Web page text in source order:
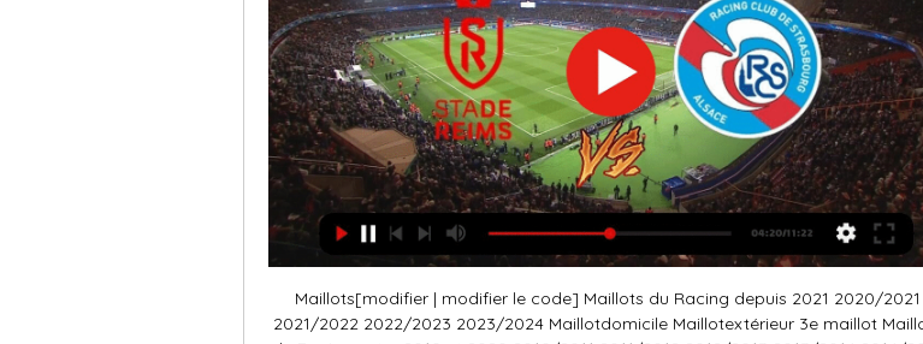
Maillots[modifier | modifier le code] Maillots du Racing depuis 2021 2020/2021 2021/2022 2022/2023 2023/2024 Maillotdomicile Maillotextérieur 3e maillot Maillots du Racing entre 2010 et 2020 2010/2011 2011/2012 2012/2013 2013/2014 2014/2015 2015/2016 2016/2017 2017/2018 2018/2019 2019/2020 3e maillot Affluences[modifier | modifier le code] Depuis la saison 1945-1946, les meilleures affluences moyennes à domicile sont obtenues en 1993, année de remontée en Division 1 avec 21 773 spectateurs, et en 1979, année du titre de champion de France avec 21 086 spectateurs. Les moyennes s'améliorent en général à l'occasion des montées en première division, la plus forte progression d'une saison sur l'autre faisant suite à la montée en D1 de 1977 avec une progression de 15 219 spectateurs. 

Stade Reims vs. Strasbourg: Live Stream, TV Channel il y a 3 jours — Find out how to watch, live stream or TV channel and game time information for the Ligue 1 matchup between Stade Reims and Strasbourg.

Premiers titres nationaux et premières compétitions européennes (1945-1970)[modifier | modifier le code] En 1945, le club reprend son nom de Racing Club de Strasbourg et participe à nouveau au championnat de France professionnel. Bien que meurtri par le conflit, le club se classe troisième du championnat 1946-1947 et atteint la finale de la Coupe de France cette même année[22]. Les Strasbourgeois échouent contre le tenant du titre, le Lille OSC. Quatre ans après, le Racing décroche son premier titre national en venant à bout de l'US Valenciennes-Anzin en finale de la Coupe de France 1951 sur le score de 3-0. 

Il est fondé pendant l'hiver 1953 par Germain Muller[278], humoriste et à l'époque adjoint au maire de Strasbourg. La dénomination actuelle du groupe date du milieu des années 1980[279]. Le nombre d'adhérents du Club central des supporters varie ces dernières années de 600 à 1 000, 800 en 2008[280], et en 2017-2008: plus de 200. Le groupe des Ultra Boys 90, appelés aussi UB90, date de 1990. En tant qu'ultras leurs membres, au nombre de 450 en 2007-2008[281], soutiennent activement le RC Strasbourg par leurs tifos, leurs chants et leurs déplacements à l'extérieur[282][source insuffisante]. 

Reims v RC Strasbourg Pronostics et Résultats & Côtes Stade; Stade Auguste-Delaune, Reims, France. Comment regarder en direct streaming Reims vs RC Strasbourg. Vous pouvez regarder le match en direct et ...

Le nombre de membres du groupe atteint 200 lors de la saison 2004-2005 et 300 en 2008[287][source insuffisante]. S'ensuit une période vaches maigres sur la même dynamique que celle du club, le groupe durant la saison 2010 se retrouve avec une trentaine de membres. Toujours sur la même dynamique que le club, mais cette fois-ci positive le groupe reprend des couleurs en changeant progressivement de bâche, d'image (parfois qualifié de groupe inactif) et surtout d'attitude au stade et à l'extérieur en devenant acteur à part entière du quart de virage. 

Watch Stade de Reims vs RC Strasbourg Alsace Watch Stade de Reims vs RC Strasbourg Alsace and stream ABC, CBS, FOX, NBC, ESPN & more top channels without cable. Cloud DVR included. No installation.

Ne disposant pas encore de son terrain propre, l'équipe dispute ses premiers matchs amicaux à l'extérieur. À partir de 1909 et notamment à l'occasion de son premier championnat officiel en 1909-1910, le club joue sur le terrain du Polygone à Neudorf. Pour chaque rencontre à domicile, il est néanmoins obligé de monter puis démonter les buts et de tracer les lignes de terrain à la craie[8]. Pour accompagner ces premiers succès sportifs, le club se lance à la recherche d'un nouveau terrain sous l'impulsion du futur président Charles Belling[8]. En contrepartie d’un loyer mensuel de 300 marks le club, alors dénommé FC Neudorf, signe en 1914[147] un bail de longue durée pour disposer du jardin Haemmerlé, longue prairie entourée de jardins ouvriers et lieu de l'actuel stade de la Meinau. 

Au classement du championnat de France des tribunes, qui récompense la fidélité du public et l'ambiance et l'animation dans le stade, Strasbourg se classe troisième de Ligue 2 en 2006-2007 derrière Caen et Metz[273], puis douzième de Ligue 1 la saison suivante et huitième de Ligue 2 en 2008-2009[274]. Lors de la saison 2016-2017, Strasbourg obtient le titre de champion de France des tribunes de Ligue 2 respectivement devant le Amiens SC et le RC Lens [275]. Supporters[modifier | modifier le code] Tifo des supporters du RC Strasbourg avec l'inscription « vaincre », au Stade de France lors de la finale victorieuse en Coupe de la Ligue 2005 Le public strasbourgeois est très exigeant envers l'équipe du Racing et ses joueurs. 

▶️ Reims vs Strasbourg - Live stream & pronostics, H2H ... Stade Reims et RC Strasbourg est 1-1. 4 matches se sont terminés sur ce score. Durant les 9 dernières rencontres jouées par Stade Reims à domicile, Stade Reims ...

Racing Club de Strasbourg Alsace: Le Racing Stade de Reims-Racing (J14) : la conf' d'avant match en replay. Revivez en Grand succès pour le « Racing Esport Live Show », organisé mercredi 29 mars dernier ...

Il repasse sur les saisons suivantes à une grosse centaine de membres. Tout comme les UB90, depuis le début de la saison 2016-2017, le KCB et le CCS se retrouvent également dans la tribune Ouest haute L'association Hansi Elsass est fondée officiellement en 1994[288]. Ses membres, au nombre de 150 pour la saison 2007-2008, sont présents dans le quart de virage sud-ouest du stade de la Meinau[285]. Les Blueje Kempfer existent depuis 1993[289]. Le nom de l'association fait référence à l'esprit de battant (Kempfer en alsacien) et à la couleur bleue du club (Blueje en alsacien). 

Strasbourg vs Reims : Résultats Match Live - Foot Direct Statistiques des matchs entre Strasbourg - Reims : score des matchs, moyenne de buts, buts marqués par quart d'heure...

National 3 - Groupe I - 2023 - 2024 : Strasbourg Fcosk 06 Stade de Reims (2), 17h00, Strasbourg Fcosk 06. 16/03/2024, Strasbourg Fcosk 06 Strasbourg Fcosk 06. Sites du groupe EBRA. L'Alsace · Le Bien Public · Le ...

À l'été 2020, le club annonce la signature d'un nouveau sponsor principal pour 3 ans: Winamax[249]. Le site de paris sportif remplace donc CroisiEurope à l'avant du maillot extérieur et à l'arrière du maillot domicile. En 2021 est renouvelé le contrat de sponsoring d'ÉS de 5 ans, signant ainsi le plus long partenariat maillot actuel du football français[250]. Le 17 mai 2022 est annoncé le partenariat avec Soprema, acteur important dans le secteur de l'étanchéité[251]. 

Strasbourg Reims En direct Gratuit Strasbourg Reims en direct streaming Gratuit 6 mars 2022 live. Reims Strasbourg le match en direct. Suivez le match Reims Strasbourg en direct LIVE Stade

L'association Allez les Bleus Champions[290][source insuffisante] a été fondée dans les années 1990, elle comptait à son apogée une cinquantaine de membres qui étaient répartis dans toutes les tribunes de la Meinau. Après la chute de RCS dans le sport amateur, l'association perd la quasi-totalité de ses membres. Depuis le retour au premier plan en Ligue 2 durant la saison 2016/2017, l'association refait surface; elle compte en 2017 une vingtaine de membres, puis plus de 200 en 2018. Supporters ultras au stade de la Meinau Des supporters étrangers se déplacent aussi en nombre pour suivre le Racing Club de Strasbourg. 

La création des UB90 se fait pour se démarquer des Meinau Boys, groupe de supporters violents qui était à la fin des années 1980 le seul groupe de supporters soutenant activement le Racing[283][source insuffisante]. Lors des rencontres à domicile, les Ultra Boys 90 se retrouvent dans le quart de virage Nord-Ouest du stade de la Meinau[284]. Depuis la saison 2016-2017, les UB90 se retrouvent désormais dans le tribune Ouest Haute (ou tribune populaire) du stade de la Meinau. En 2017-2018, le groupe compte plus de 600 adhérents, ce qui fait de lui le plus grand groupe de supporters. Le plus grand des cinq autres groupes de supporters est celui du Kop Ciel et Blanc créé en 2000 et issu du Club Central des Supporters. Le Kop Ciel et Blanc est un groupe de supporters familial[285], qui anime le quart de virage Nord-Ouest depuis 2003[286][source insuffisante]. 

Strasbourg : Actualité, Mercato, Transfert, Résultats. Transferts, mercato, actualité du Racing Club de Strasbourg Alsace, toutes les Le Stade de Reims reçoit le Racing Club de Strasbourg au Stade Auguste ...

Le deuxième poste de recettes le plus important est le sponsoring et la publicité avec 5, 0 M€, soit 18% du total. Les recettes liées aux matchs contribuent à hauteur de 3, 7 M€, soit 13%, alors que celles liées au merchandising sont négligeables (0, 3 M€). Les collectivités territoriales subventionnent le club à hauteur de 1, 9 M€ de façon stable depuis 2003. Les charges sont de 31, 4 M€ en 2007-2008. 

Outre Dominique Dropsy, cinq autres joueurs de l'équipe championne de France 1979 sont appelés en équipe de France cette saison-là. Il s'agit de Raymond Domenech, Albert Gemmrich, Roger Jouve, Francis Piasecki et Roland Wagner. Les derniers joueurs à avoir été appelés en équipe de France alors qu'ils portaient le maillot du RCS sont Marc Keller et Frank Lebœuf dans les années 1990[132], [133]. Politique de recrutement[modifier | modifier le code] L'effectif 1936-1937 avec Rohr (debout, 2e à gauche), Blum (debout à droite), Schwartz (accroupis à gauche) et Heisserer (accroupis à droite) L'équipe des années 1930 qui remporte les premiers succès nationaux du club comporte régulièrement des joueurs d'Europe centrale et orientale, comme l'attaquant allemand Oskar Rohr et le roumain Alexander Schwartz[17]. Josef Blum, un ancien de l'équipe nationale autrichienne de la Wunderteam, fait partie des quelques entraîneurs autrichiens qui se succèdent à la tête du club à cette période. 

Match Reims - Strasbourg : Sur quelle chaîne TV & ... Stade Auguste-Delaune II à 21:00. Programme Foot vous donne toutes